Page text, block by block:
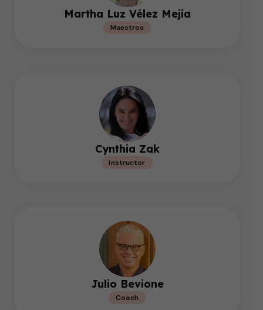
Martha Luz Vélez Mejía
Maestros
Cynthia Zak
Instructor
Julio Bevione
Coach